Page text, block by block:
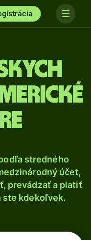
stredného
účet,
prevádzať a platiť
ste kdekoľvek.